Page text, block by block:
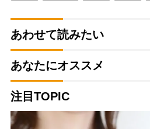
あわせて読みたい
あなたにオススメ
注目TOPIC